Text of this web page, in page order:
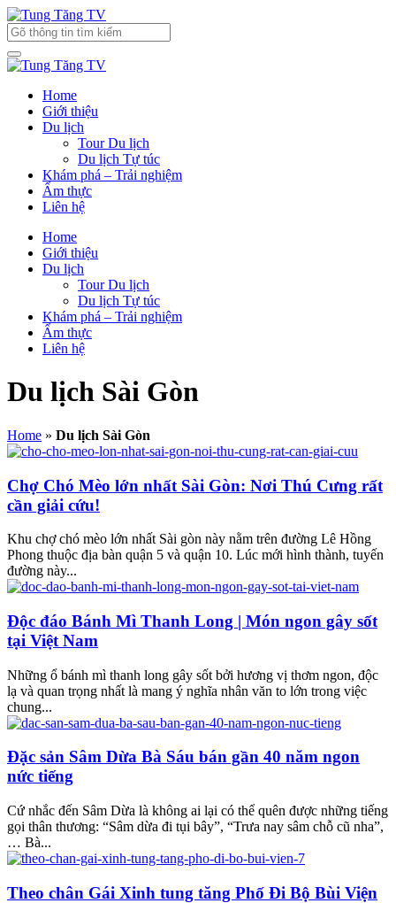
Home
Giới thiệu
Du lịch
Tour Du lịch
Du lịch Tự túc
Khám phá – Trải nghiệm
Ẩm thực
Liên hệ
Home
Giới thiệu
Du lịch
Tour Du lịch
Du lịch Tự túc
Khám phá – Trải nghiệm
Ẩm thực
Liên hệ
Du lịch Sài Gòn
Home » Du lịch Sài Gòn
Chợ Chó Mèo lớn nhất Sài Gòn: Nơi Thú Cưng rất
cần giải cứu!
Khu chợ chó mèo lớn nhất Sài gòn này nằm trên đường Lê Hồng
Phong thuộc địa bàn quận 5 và quận 10. Lúc mới hình thành, tuyến
đường này...
Độc đáo Bánh Mì Thanh Long | Món ngon gây sốt
tại Việt Nam
Những ổ bánh mì thanh long gây sốt bởi hương vị thơm ngon, độc
lạ và quan trọng nhất là mang ý nghĩa nhân văn to lớn trong việc
chung...
Đặc sản Sâm Dừa Bà Sáu bán gần 40 năm ngon
nức tiếng
Cứ nhắc đến Sâm Dừa là không ai lại có thể quên được những tiếng
gọi thân thương: “Sâm dừa đi tụi bây”, “Trưa nay sâm chỗ cũ nha”,
… Bà...
Theo chân Gái Xinh tung tăng Phố Đi Bộ Bùi Viện